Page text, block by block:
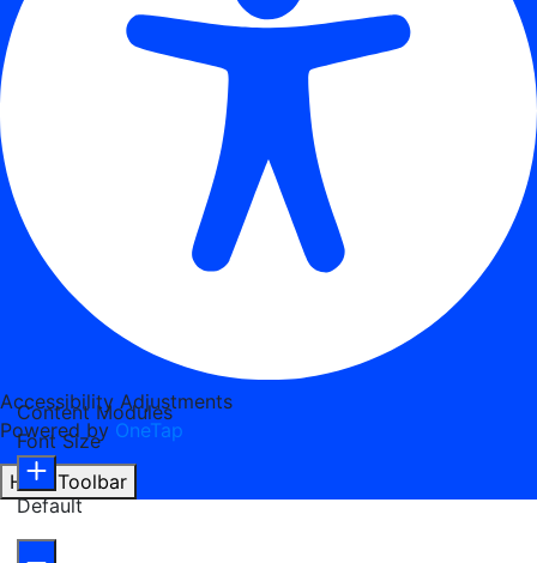
Accessibility Adjustments
Powered by OneTap
Hide Toolbar
Content Modules
Font Size
Default